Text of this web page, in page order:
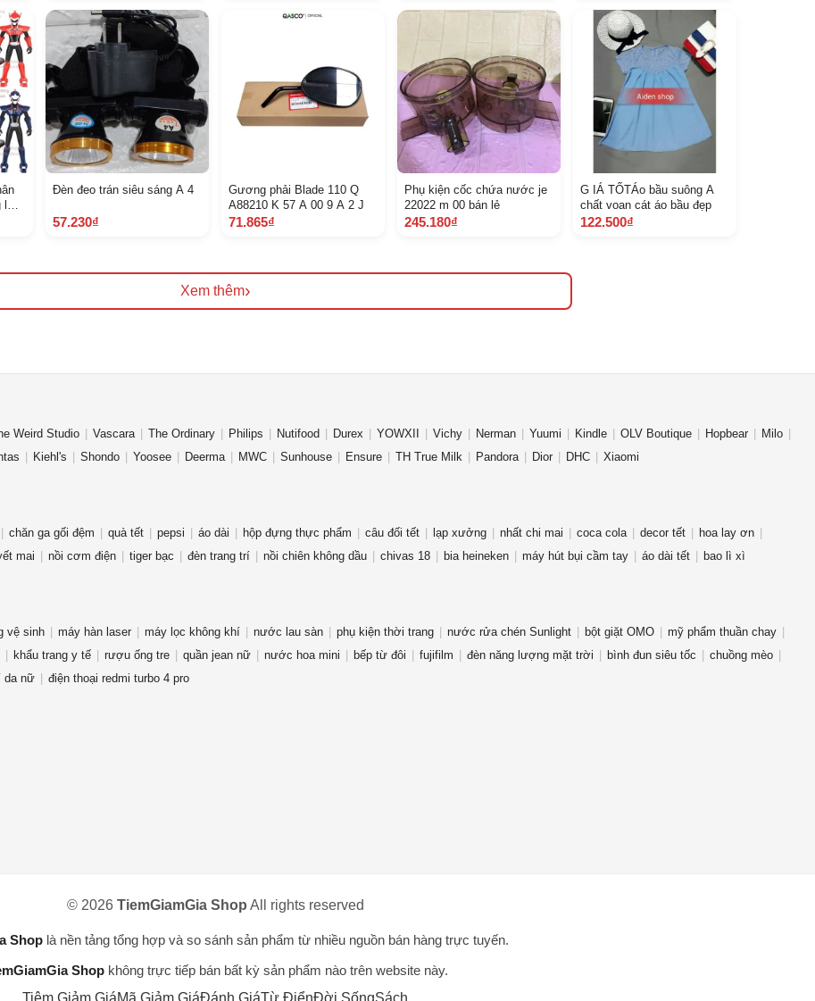
Đèn đeo trán siêu sáng A 4
57.230₫
Gương phải Blade 110 Q
A88210 K 57 A 00 9 A 2 J
71.865₫
Phụ kiện cốc chứa nước je
22022 m 00 bán lẻ
245.180₫
G IÁ TỐTÁo bầu suông A
chất voan cát áo bầu đẹp
122.500₫
Xem thêm›
Weird Studio Vascara The Ordinary Philips Nutifood Durex YOWXII Vichy Nerman Yuumi Kindle OLV Boutique Hopbear
Milo
Kiehl's Shondo Yoosee Deerma MWC Sunhouse Ensure TH True Milk Pandora Dior DHC Xiaomi
chăn ga gối đệm quà tết pepsi áo dài hộp đựng thực phẩm câu đối tết lạp xưởng nhất chi mai coca cola decor tết
hoa lay ơn
mai nồi cơm điện tiger bạc đèn trang trí nồi chiên không dầu chivas 18 bia heineken máy hút bụi cầm tay áo dài tết bao lì xì
vệ sinh máy hàn laser máy lọc không khí nước lau sàn phụ kiện thời trang nước rửa chén Sunlight bột giặt OMO
mỹ phẩm thuần chay
khẩu trang y tế rượu ống tre quần jean nữ nước hoa mini bếp từ đôi fujifilm đèn năng lượng mặt trời bình đun siêu tốc
chuồng mèo
da nữ điện thoại redmi turbo 4 pro
© 2026 TiemGiamGia Shop All rights reserved
Shop là nền tảng tổng hợp và so sánh sản phẩm từ nhiều nguồn bán hàng trực tuyến.
Shopkhông trực tiếp bán bất kỳ sản phẩm nào trên website này.
Tiệm Giảm GiáMã Giảm GiáĐánh GiáTừ ĐiểnĐời SốngSách